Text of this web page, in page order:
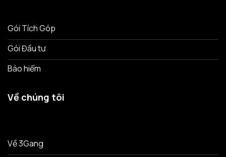
Gói Tích Góp
Gói Đầu tư
Bảo hiểm
Về chúng tôi
Về 3Gang